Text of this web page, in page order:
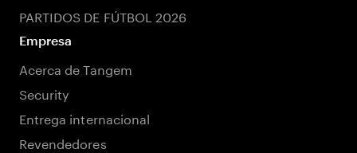
PARTIDOS DE FÚTBOL 2026
Empresa
Acerca de Tangem
Security
Entrega internacional
Revendedores